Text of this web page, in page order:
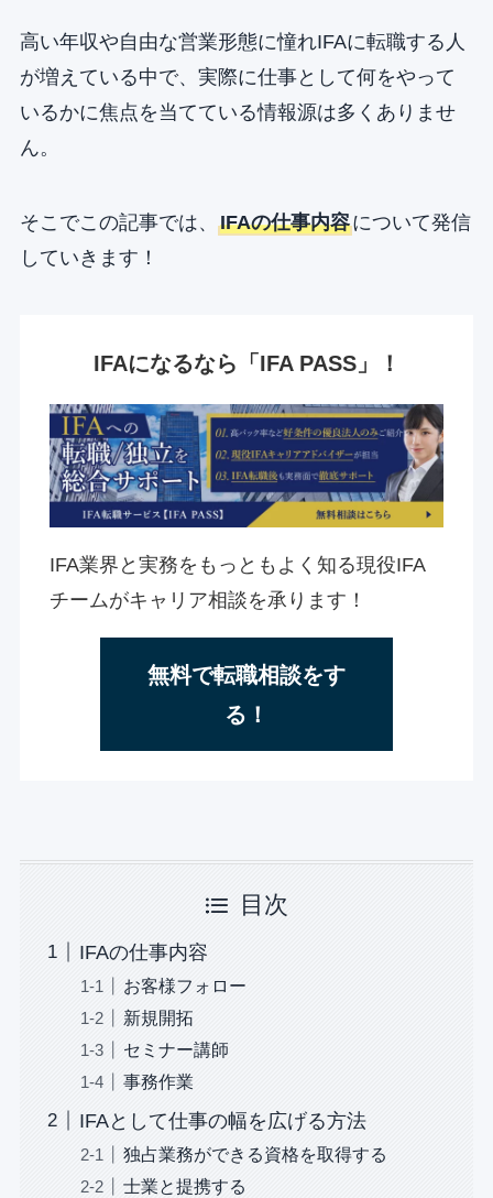
高い年収や自由な営業形態に憧れIFAに転職する人
が増えている中で、実際に仕事として何をやって
いるかに焦点を当てている情報源は多くありませ
ん。
そこでこの記事では、 IFAの仕事内容について発信
していきます！
IFAになるなら「IFA PASS」！
IFA業界と実務をもっともよく知る現役IFA
チームがキャリア相談を承ります！
無料で転職相談をす
る！
目次
IFAの仕事内容
お客様フォロー
新規開拓
セミナー講師
事務作業
IFAとして仕事の幅を広げる方法
独占業務ができる資格を取得する
士業と提携する